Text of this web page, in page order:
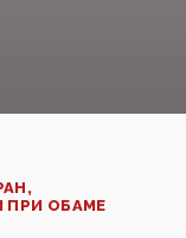
ПРИ ОБАМЕ‍